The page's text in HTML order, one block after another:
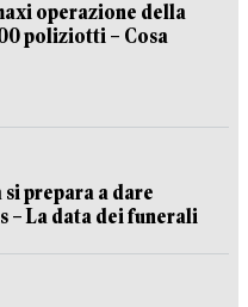
operazione della
poliziotti – Cosa
prepara a dare
– La data dei funerali